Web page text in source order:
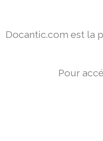
Docantic.com est la
Pour